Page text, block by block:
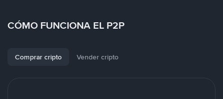
CÓMO FUNCIONA EL P2P
Comprar cripto Vender cripto